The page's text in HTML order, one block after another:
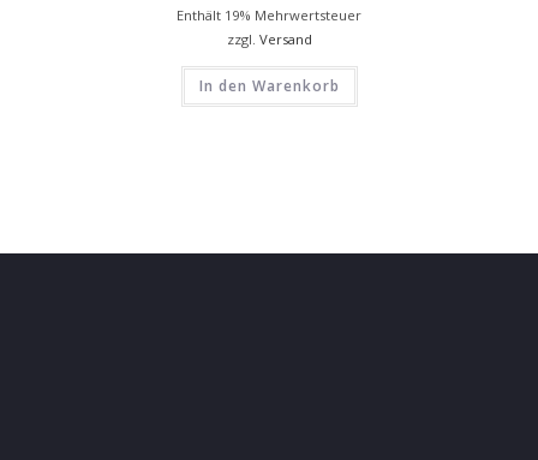
Enthält 19% Mehrwertsteuer
zzgl. Versand
In den Warenkorb